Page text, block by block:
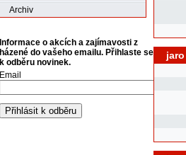
Archiv
Informace o akcích a zajímavosti z
házené do vašeho emailu. Přihlaste se
k odběru novinek.
Email